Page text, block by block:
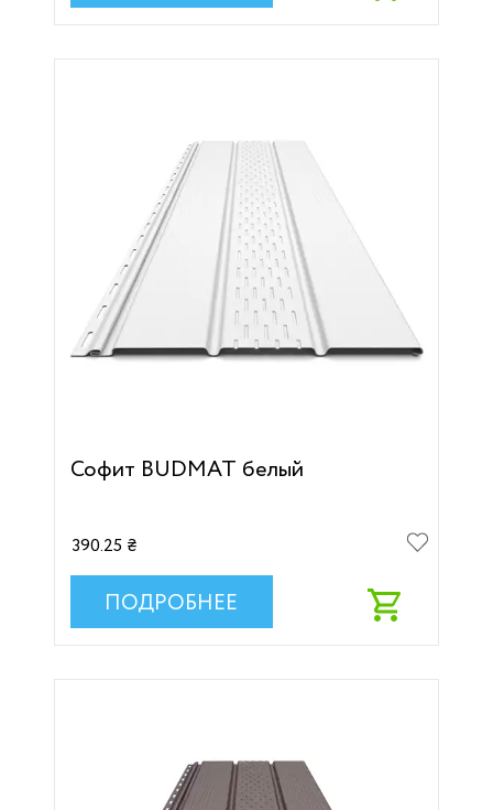
Софит BUDMAT белый
390.25 ₴
ПОДРОБНЕЕ